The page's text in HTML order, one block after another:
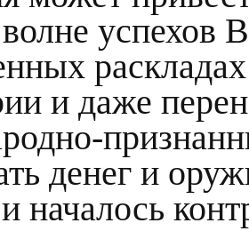
успехов
и даже
денег и
началось